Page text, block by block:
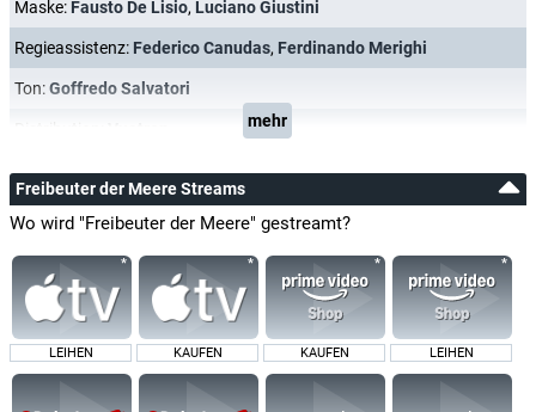
Maske: Fausto De Lisio, Luciano Giustini
Regieassistenz: Federico Canudas, Ferdinando Merighi
Ton:Goffredo Salvatori
mehr
Freibeuter der Meere Streams
Wo wird "Freibeuter der Meere" gestreamt?
LEIHEN KAUFEN KAUFEN LEIHEN